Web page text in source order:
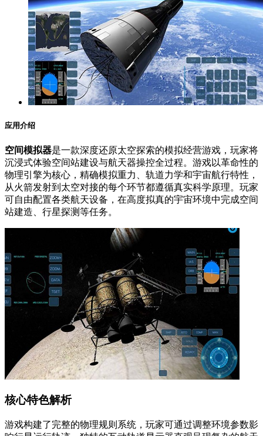
应用介绍
空间模拟器是一款深度还原太空探索的模拟经营游戏，玩家将
沉浸式体验空间站建设与航天器操控全过程。游戏以革命性的
物理引擎为核心，精确模拟重力、轨道力学和宇宙航行特性，
从火箭发射到太空对接的每个环节都遵循真实科学原理。玩家
可自由配置各类航天设备，在高度拟真的宇宙环境中完成空间
站建造、行星探测等任务。
核心特色解析
游戏构建了完整的物理规则系统，玩家可通过调整环境参数影